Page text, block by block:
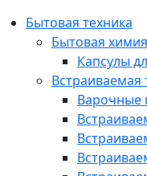
Бытовая техника
Бытовая химия
Капсулы
Встраиваемая
Варочные